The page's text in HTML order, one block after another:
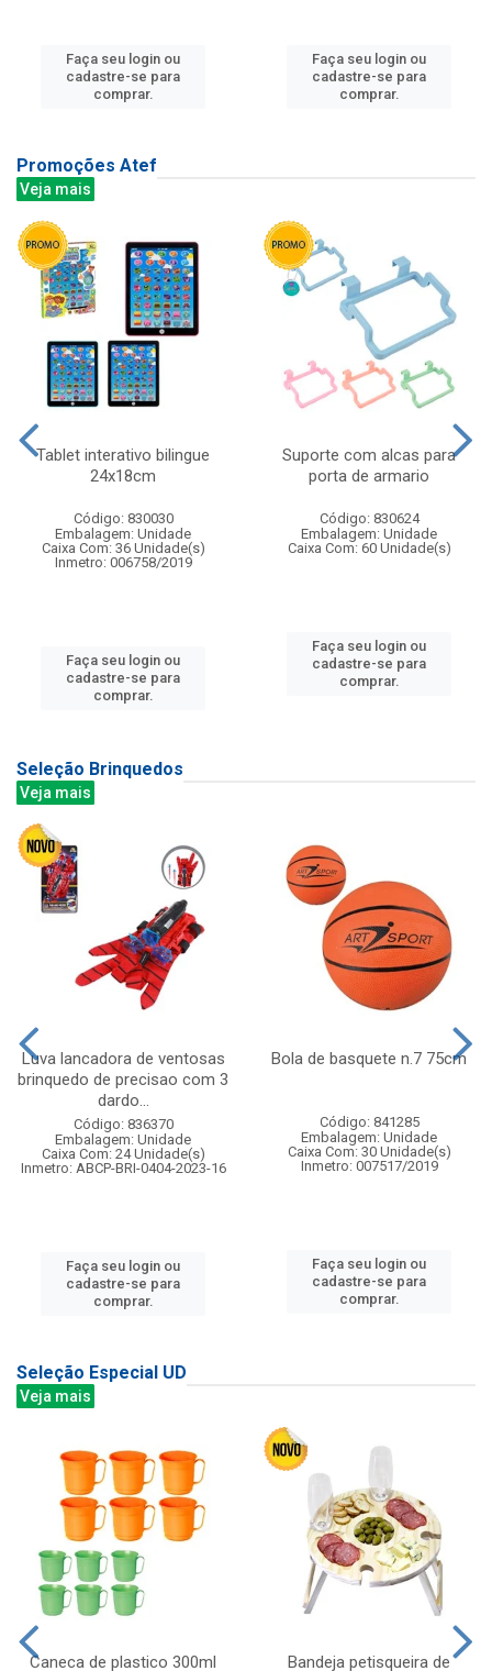
Faça seu login ou
cadastre-se para
comprar.
Faça seu login ou
cadastre-se para
comprar.
Promoções Atef
Veja mais
Tablet interativo bilingue
24x18cm
Código: 830030
Embalagem: Unidade
Caixa Com: 36 Unidade(s)
Inmetro: 006758/2019
Faça seu login ou
cadastre-se para
comprar.
Suporte com alcas para
porta de armario
Código: 830624
Embalagem: Unidade
Caixa Com: 60 Unidade(s)
Faça seu login ou
cadastre-se para
comprar.
Seleção Brinquedos
Veja mais
Luva lancadora de ventosas
brinquedo de precisao com 3
dardo...
Código: 836370
Embalagem: Unidade
Caixa Com: 24 Unidade(s)
Inmetro: ABCP-BRI-0404-2023-16
Faça seu login ou
cadastre-se para
comprar.
Bola de basquete n.7 75cm
Código: 841285
Embalagem: Unidade
Caixa Com: 30 Unidade(s)
Inmetro: 007517/2019
Faça seu login ou
cadastre-se para
comprar.
Seleção Especial UD
Veja mais
Caneca de plastico 300ml
Bandeja petisqueira de